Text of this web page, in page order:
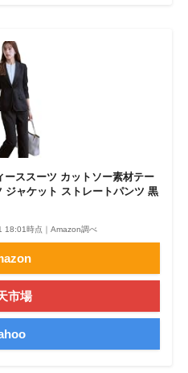
ススーツ カットソー素材テー
ジャケット ストレートパンツ 黒
18:01時点｜Amazon調べ
市場